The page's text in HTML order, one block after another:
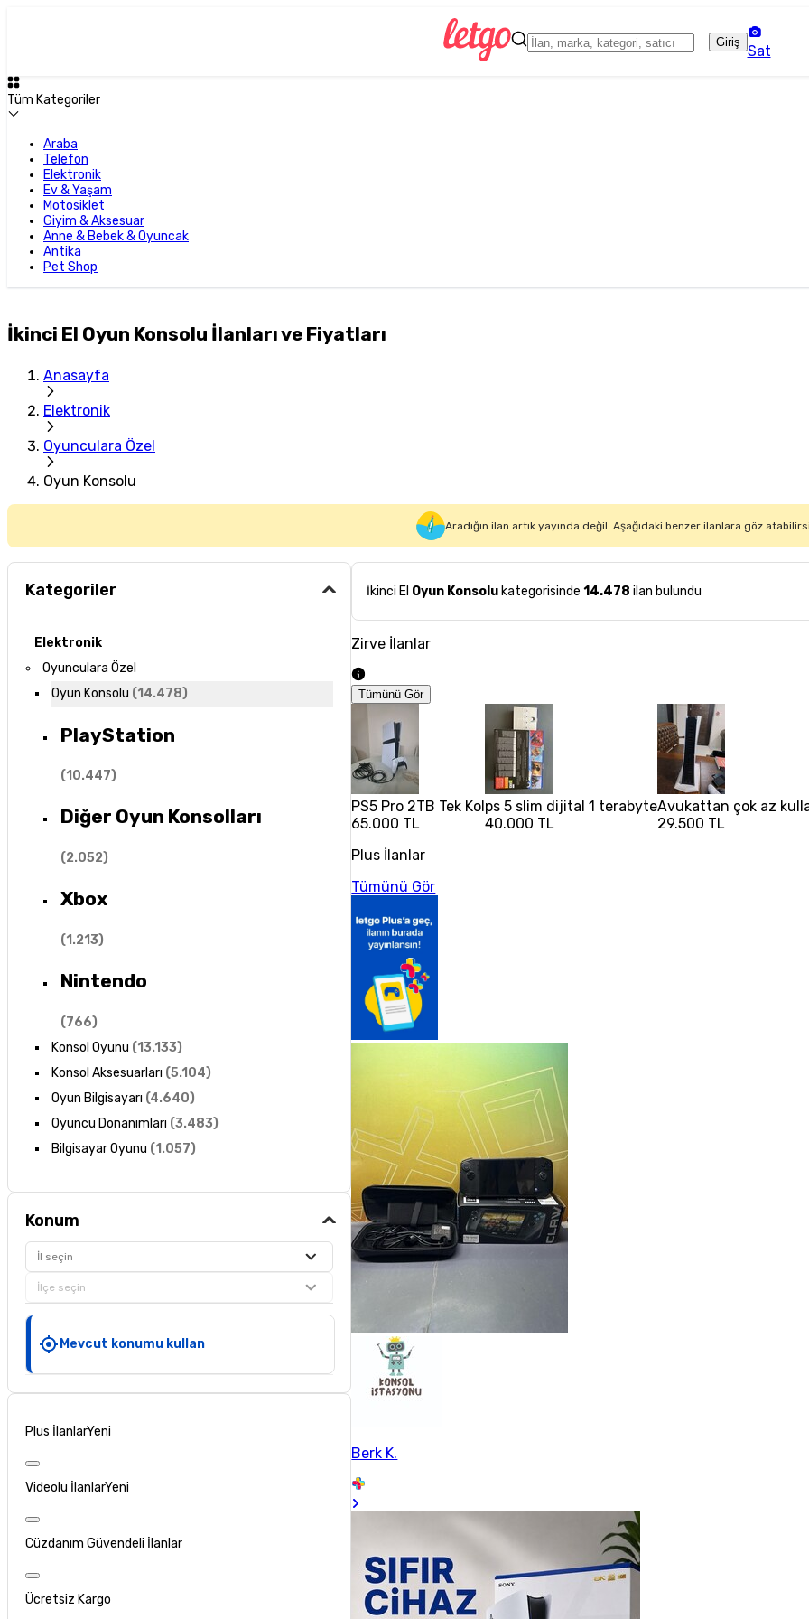
Giriş
Sat
Tüm Kategoriler
Araba
Telefon
Elektronik
Ev & Yaşam
Motosiklet
Giyim & Aksesuar
Anne & Bebek & Oyuncak
Antika
Pet Shop
İkinci El Oyun Konsolu İlanları ve Fiyatları
Anasayfa
Elektronik
Oyunculara Özel
Oyun Konsolu
Aradığın ilan artık yayında değil. Aşağıdaki benzer ilanlara göz
Kategoriler
Elektronik
Oyunculara Özel
Oyun Konsolu (14.478)
PlayStation
(10.447)
Diğer Oyun Konsolları
(2.052)
Xbox
(1.213)
Nintendo
(766)
Konsol Oyunu (13.133)
Konsol Aksesuarları (5.104)
Oyun Bilgisayarı (4.640)
Oyuncu Donanımları (3.483)
Bilgisayar Oyunu (1.057)
Konum
İl seçin
İlçe seçin
Mevcut konumu kullan
Plus İlanlarYeni
Videolu İlanlarYeni
Cüzdanım Güvendeli İlanlar
Ücretsiz Kargo
İkinci El Oyun Konsolu kategorisinde 14.478 ilan bulundu
Zirve İlanlar
Tümünü Gör
PS5 Pro 2TB Tek Kol
65.000 TL
ps 5 slim dijital 1 terabyte
40.000 TL
Avukattan çok az
29.500 TL
Plus İlanlar
Tümünü Gör
Berk K.